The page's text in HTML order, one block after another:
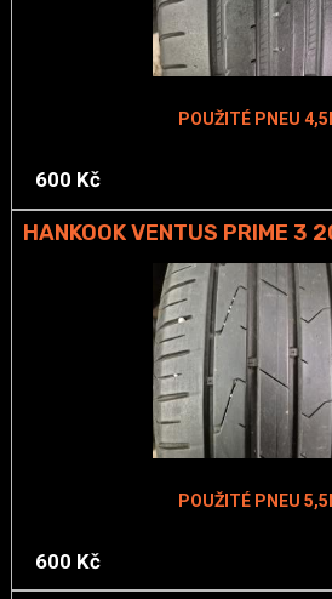
POUŽITÉ PNEU
600 Kč
HANKOOK VENTUS PRIME 3
POUŽITÉ PNEU
600 Kč